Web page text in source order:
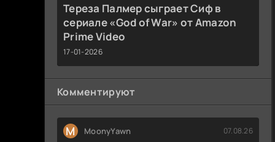
Тереза Палмер сыграет Сиф в
сериале «God of War» от Amazon
Prime Video
17-01-2026
Комментируют
M MoonyYawn 07.08.26